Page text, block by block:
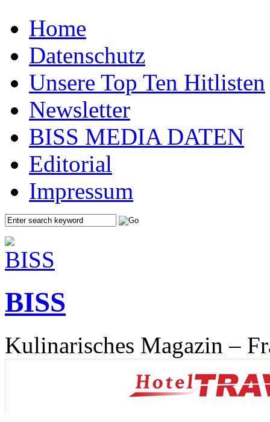
Home
Datenschutz
Unsere Top Ten Hitlisten
Newsletter
BISS MEDIA DATEN
Editorial
Impressum
BISS
Kulinarisches Magazin –